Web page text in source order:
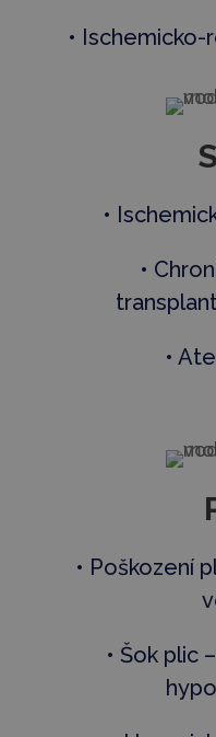
•
•
•
•
• Poškození
• Šok plic